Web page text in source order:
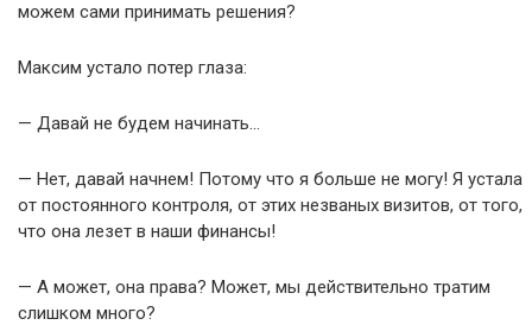
можем сами принимать решения?
Максим устало потер глаза:
— Давай не будем начинать…
— Нет, давай начнем! Потому что я больше не могу! Я устала
от постоянного контроля, от этих незваных визитов, от того,
что она лезет в наши финансы!
— А может, она права? Может, мы действительно тратим
слишком много?